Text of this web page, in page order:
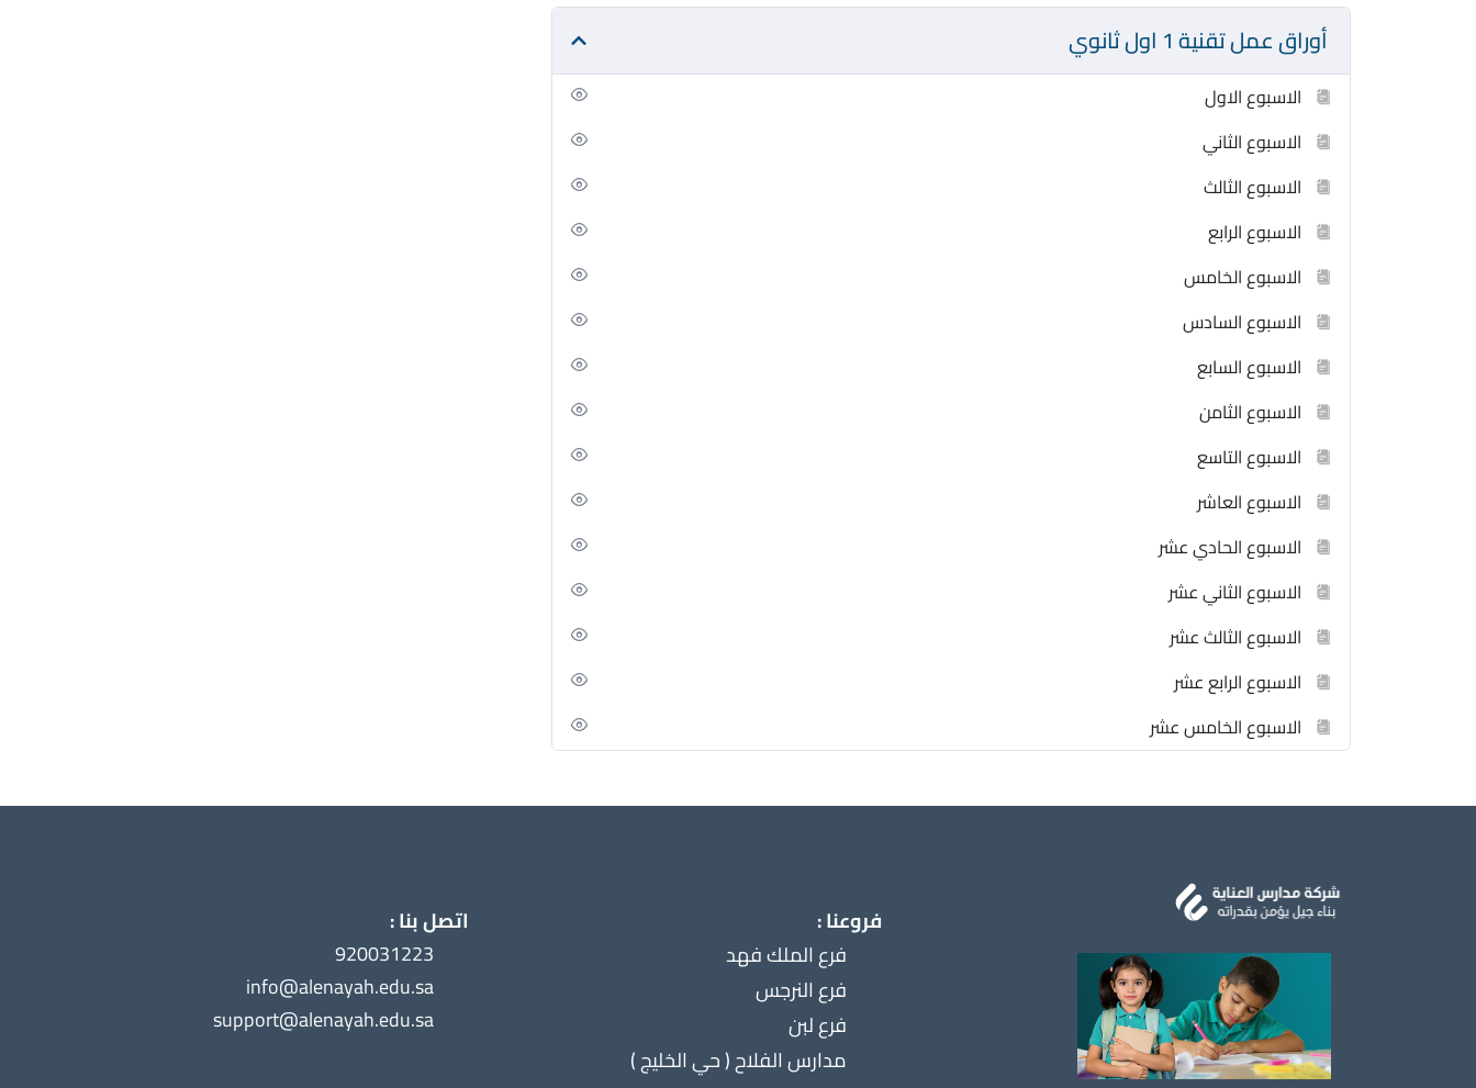
أوراق عمل تقنية 1 اول ثانوي
الاسبوع الاول
الاسبوع الثاني
الاسبوع الثالث
الاسبوع الرابع
الاسبوع الخامس
الاسبوع السادس
الاسبوع السابع
الاسبوع الثامن
الاسبوع التاسع
الاسبوع العاشر
الاسبوع الحادي عشر
الاسبوع الثاني عشر
الاسبوع الثالث عشر
الاسبوع الرابع عشر
الاسبوع الخامس عشر
فروعنا :
فرع الملك فهد
فرع النرجس
فرع لبن
مدارس الفلاح ( حي الخليج )
اتصل بنا :
920031223
info@alenayah.edu.sa
support@alenayah.edu.sa